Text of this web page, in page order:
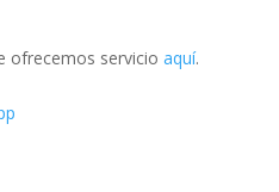
ofrecemos servicio aquí.